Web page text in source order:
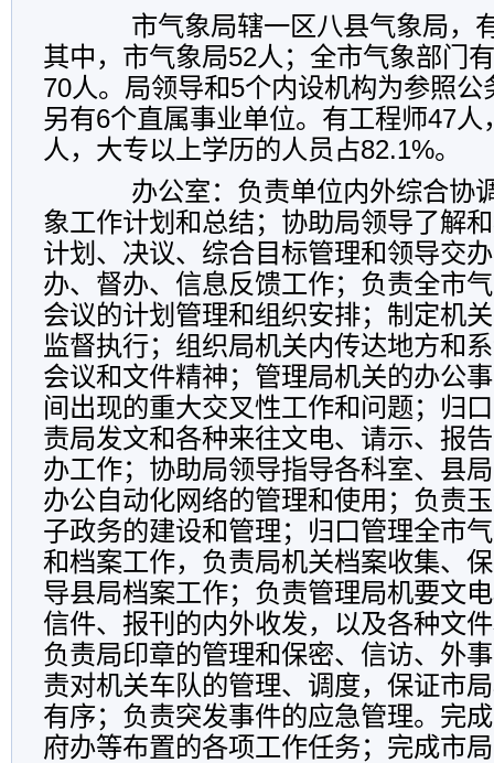
市气象局辖一区八县气象局，
其中，市气象局52人；全市气象部门
70人。局领导和5个内设机构为参照公
另有6个直属事业单位。有工程师47人
人，大专以上学历的人员占82.1%。
办公室：负责单位内外综合协
象工作计划和总结；协助局领导了解
计划、决议、综合目标管理和领导交
办、督办、信息反馈工作；负责全市
会议的计划管理和组织安排；制定机
监督执行；组织局机关内传达地方和
会议和文件精神；管理局机关的办公
间出现的重大交叉性工作和问题；归
责局发文和各种来往文电、请示、报
办工作；协助局领导指导各科室、县
办公自动化网络的管理和使用；负责
子政务的建设和管理；归口管理全市
和档案工作，负责局机关档案收集、
导县局档案工作；负责管理局机要文
信件、报刊的内外收发，以及各种文
负责局印章的管理和保密、信访、外
责对机关车队的管理、调度，保证市
有序；负责突发事件的应急管理。完
府办等布置的各项工作任务；完成市